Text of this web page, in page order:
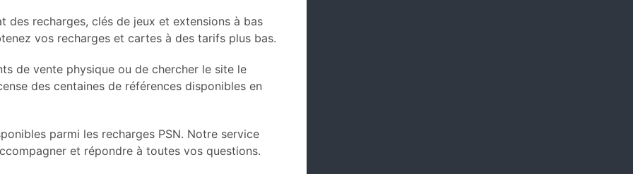
des recharges, clés de jeux et extensions à bas
vos recharges et cartes à des tarifs plus bas.
de vente physique ou de chercher le site le
des centaines de références disponibles en
parmi les recharges PSN. Notre service
et répondre à toutes vos questions.